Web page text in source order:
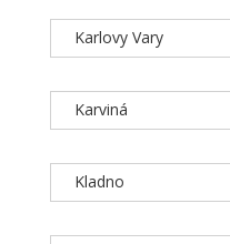
Karlovy Vary
Karviná
Kladno